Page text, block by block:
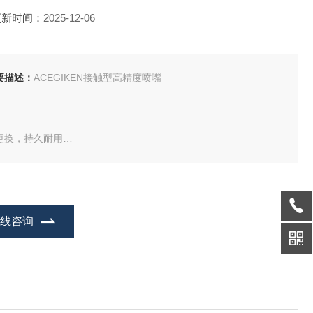
时间： 2025-12-06
描述： ACEGIKEN接触型高精度喷嘴
换，持久耐用
咨询